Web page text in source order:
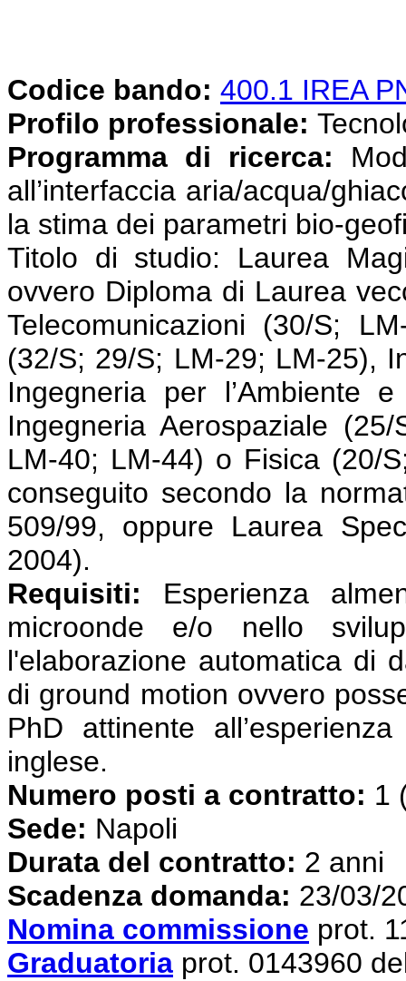
Codice bando: 400.1 IREA
Profilo professionale:
Programma di ricerca:
all’interfaccia aria/acqua/
la stima dei parametri bio-
Titolo di studio: Laurea
ovvero Diploma di Laurea
Telecomunicazioni (30/S;
(32/S; 29/S; LM-29; LM-25),
Ingegneria per l’Ambiente
Ingegneria Aerospaziale
LM-40; LM-44) o Fisica (20/
conseguito secondo la
509/99, oppure Laurea
2004).
Requisiti: Esperienza
microonde e/o nello
l'elaborazione automatica di
di ground motion ovvero
PhD attinente
inglese.
Numero posti a contratto: 1
Sede: Napoli
Durata del contratto: 2 anni
Scadenza domanda: 23/03/
Nomina commissione prot.
Graduatoria prot. 0143960